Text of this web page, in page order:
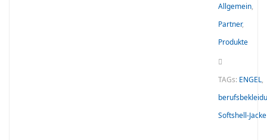
Allgemein,
Partner,
Produkte
TAGs: ENGEL,
Softshell-Jacke